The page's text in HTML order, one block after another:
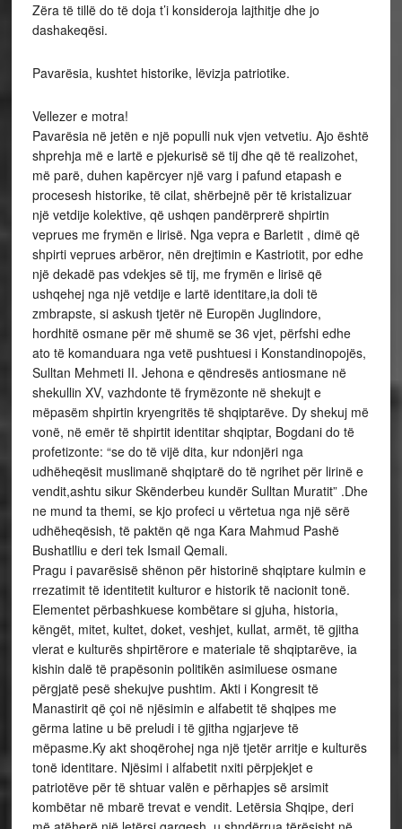
Zëra të tillë do të doja t’i konsideroja lajthitje dhe jo
dashakeqësi.
Pavarësia, kushtet historike, lëvizja patriotike.
Vellezer e motra!
Pavarësia në jetën e një populli nuk vjen vetvetiu. Ajo është
shprehja më e lartë e pjekurisë së tij dhe që të realizohet,
më parë, duhen kapërcyer një varg i pafund etapash e
procesesh historike, të cilat, shërbejnë për të kristalizuar
një vetdije kolektive, që ushqen pandërprerë shpirtin
veprues me frymën e lirisë. Nga vepra e Barletit , dimë që
shpirti veprues arbëror, nën drejtimin e Kastriotit, por edhe
një dekadë pas vdekjes së tij, me frymën e lirisë që
ushqehej nga një vetdije e lartë identitare,ia doli të
zmbrapste, si askush tjetër në Europën Juglindore,
hordhitë osmane për më shumë se 36 vjet, përfshi edhe
ato të komanduara nga vetë pushtuesi i Konstandinopojës,
Sulltan Mehmeti II. Jehona e qëndresës antiosmane në
shekullin XV, vazhdonte të frymëzonte në shekujt e
mëpasëm shpirtin kryengritës të shqiptarëve. Dy shekuj më
vonë, në emër të shpirtit identitar shqiptar, Bogdani do të
profetizonte: “se do të vijë dita, kur ndonjëri nga
udhëheqësit muslimanë shqiptarë do të ngrihet për lirinë e
vendit,ashtu sikur Skënderbeu kundër Sulltan Muratit” .Dhe
ne mund ta themi, se kjo profeci u vërtetua nga një sërë
udhëheqësish, të paktën që nga Kara Mahmud Pashë
Bushatlliu e deri tek Ismail Qemali.
Pragu i pavarësisë shënon për historinë shqiptare kulmin e
rrezatimit të identitetit kulturor e historik të nacionit tonë.
Elementet përbashkuese kombëtare si gjuha, historia,
këngët, mitet, kultet, doket, veshjet, kullat, armët, të gjitha
vlerat e kulturës shpirtërore e materiale të shqiptarëve, ia
kishin dalë të prapësonin politikën asimiluese osmane
përgjatë pesë shekujve pushtim. Akti i Kongresit të
Manastirit që çoi në njësimin e alfabetit të shqipes me
gërma latine u bë preludi i të gjitha ngjarjeve të
mëpasme.Ky akt shoqërohej nga një tjetër arritje e kulturës
tonë identitare. Njësimi i alfabetit nxiti përpjekjet e
patriotëve për të shtuar valën e përhapjes së arsimit
kombëtar në mbarë trevat e vendit. Letërsia Shqipe, deri